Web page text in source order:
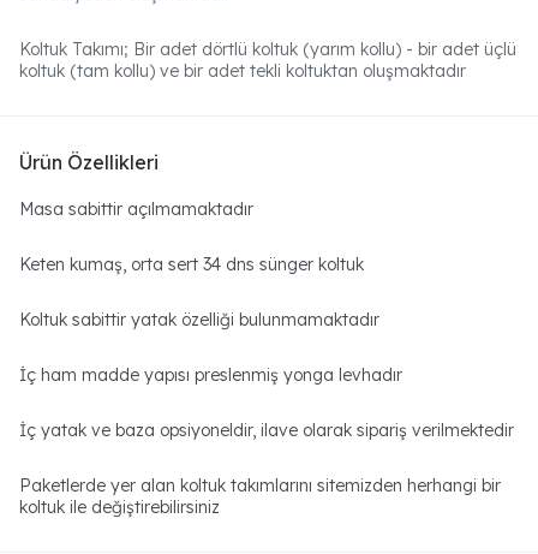
Koltuk Takımı; Bir adet dörtlü koltuk (yarım kollu) - bir adet üçlü
koltuk (tam kollu) ve bir adet tekli koltuktan oluşmaktadır
Ürün Özellikleri
Masa sabittir açılmamaktadır
Keten kumaş, orta sert 34 dns sünger koltuk
Koltuk sabittir yatak özelliği bulunmamaktadır
İç ham madde yapısı preslenmiş yonga levhadır
İç yatak ve baza opsiyoneldir, ilave olarak sipariş verilmektedir
Paketlerde yer alan koltuk takımlarını sitemizden herhangi bir
koltuk ile değiştirebilirsiniz